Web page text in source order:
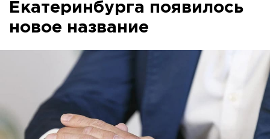
Екатеринбурга появилось
новое название